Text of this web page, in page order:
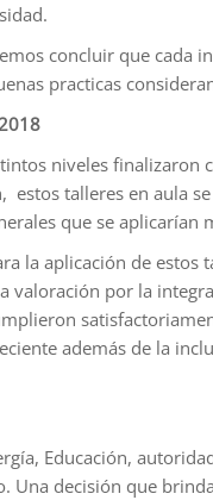
concluir que cada
practicas
niveles
estos talleres en aula
que se
la aplicación de
valoración por la
además de la
Educación,
Una decisión que